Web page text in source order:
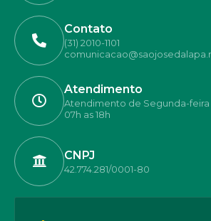
Contato
(31) 2010-1101
Atendimento
Atendimento de Segunda-feira
07h as 18h
CNPJ
42.774.281/0001-80